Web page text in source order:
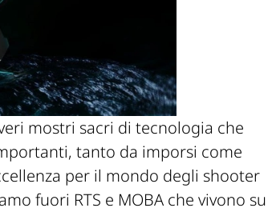
mostri sacri di tecnologia che
tanto da imporsi come
per il mondo degli shooter
fuori RTS e MOBA che vivono su